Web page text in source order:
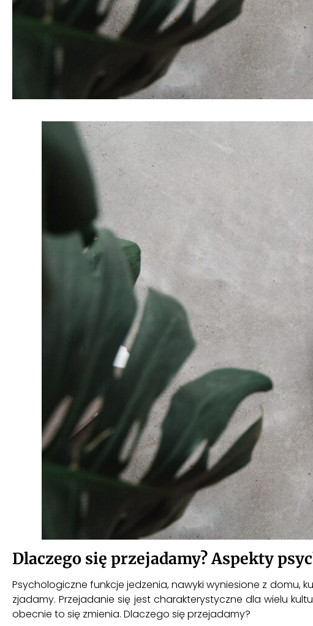
Dlaczego się przejadamy? Aspekty
Psychologiczne funkcje jedzenia, nawyki wyniesione z domu,
zjadamy. Przejadanie się jest charakterystyczne dla wielu
obecnie to się zmienia. Dlaczego się przejadamy?